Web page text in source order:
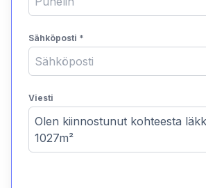
Sähköposti *
Viesti